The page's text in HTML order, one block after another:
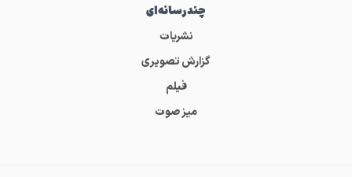
چندرسانه‌ای
نشریات
گزارش تصویری
فیلم
میز صوت